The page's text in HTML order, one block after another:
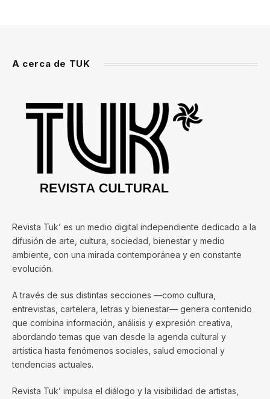
A cerca de TUK
Revista Tuk’ es un medio digital independiente dedicado a la
difusión de arte, cultura, sociedad, bienestar y medio
ambiente, con una mirada contemporánea y en constante
evolución.
A través de sus distintas secciones —como cultura,
entrevistas, cartelera, letras y bienestar— genera contenido
que combina información, análisis y expresión creativa,
abordando temas que van desde la agenda cultural y
artística hasta fenómenos sociales, salud emocional y
tendencias actuales.
Revista Tuk’ impulsa el diálogo y la visibilidad de artistas,